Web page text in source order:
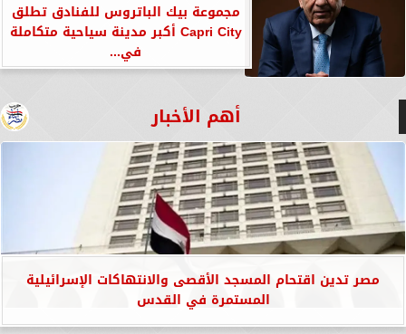
مجموعة بيك الباتروس للفنادق تطلق
Capri City أكبر مدينة سياحية متكاملة
في...
أهم الأخبار
مصر تدين اقتحام المسجد الأقصى والانتهاكات الإسرائيلية
المستمرة في القدس